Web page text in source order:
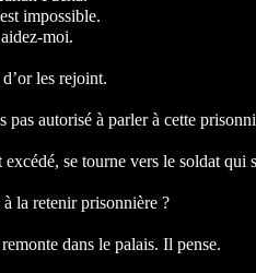
impossible.
moi.
les rejoint.
pas autorisé à parler à cette
se tourne vers le soldat qui
la retenir prisonnière ?
dans le palais. Il pense.